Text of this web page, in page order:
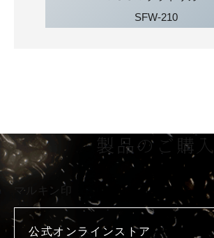
SFW-210
製品のご購入
マルキン印
公式オンラインストア